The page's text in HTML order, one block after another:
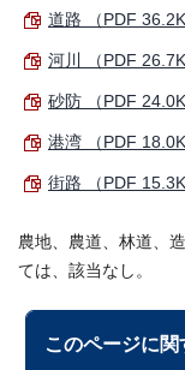
道路 （PDF
河川 （PDF
砂防 （PDF
港湾 （PDF
街路 （PDF
農地、農道、林道、
ては、該当なし。
このページに関